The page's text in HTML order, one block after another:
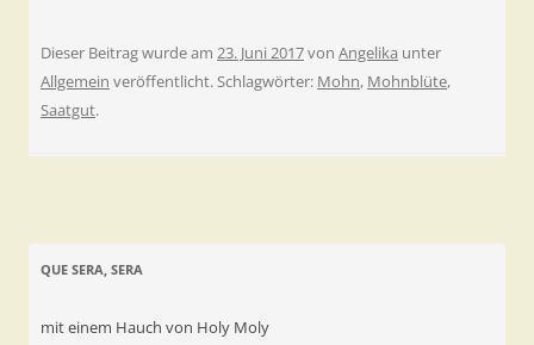
Dieser Beitrag wurde am 23. Juni 2017von Angelika unter
Allgemein veröffentlicht. Schlagwörter: Mohn, Mohnblüte,
Saatgut.
QUE SERA, SERA
mit einem Hauch von Holy Moly